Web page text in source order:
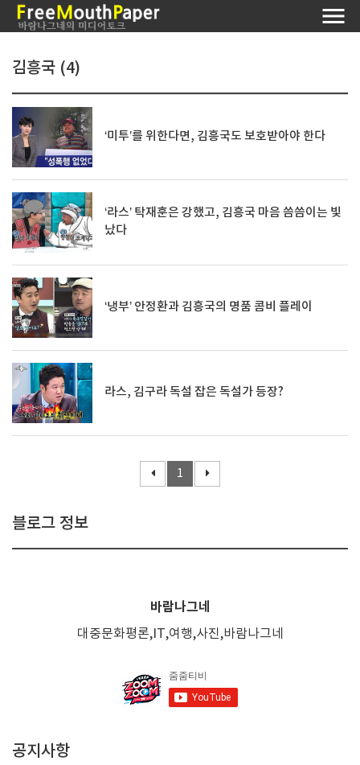
김흥국 (4)
‘미투’를 위한다면, 김흥국도 보호받아야 한다
‘라스’ 탁재훈은 강했고, 김흥국 마음 씀씀이는 빛
났다
‘냉부’ 안정환과 김흥국의 명품 콤비 플레이
라스, 김구라 독설 잡은 독설가 등장?
1
블로그 정보
바람나그네
대중문화평론,IT,여행,사진,바람나그네
공지사항